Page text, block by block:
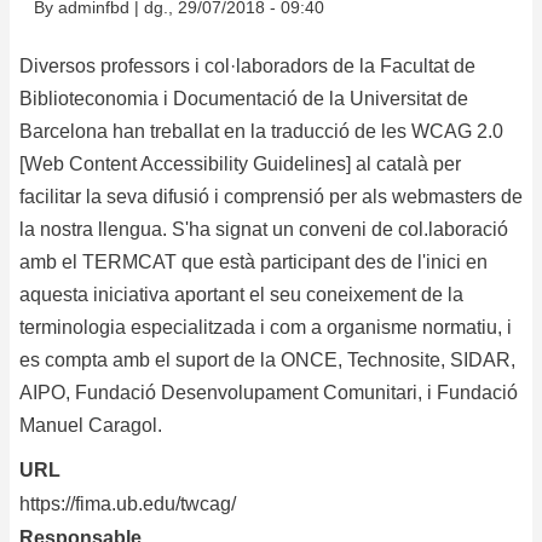
By adminfbd | dg., 29/07/2018 - 09:40
Diversos professors i col·laboradors de la Facultat de
Biblioteconomia i Documentació de la Universitat de
Barcelona han treballat en la traducció de les WCAG 2.0
[Web Content Accessibility Guidelines] al català per
facilitar la seva difusió i comprensió per als webmasters de
la nostra llengua. S'ha signat un conveni de col.laboració
amb el TERMCAT que està participant des de l'inici en
aquesta iniciativa aportant el seu coneixement de la
terminologia especialitzada i com a organisme normatiu, i
es compta amb el suport de la ONCE, Technosite, SIDAR,
AIPO, Fundació Desenvolupament Comunitari, i Fundació
Manuel Caragol.
URL
https://fima.ub.edu/twcag/
Responsable